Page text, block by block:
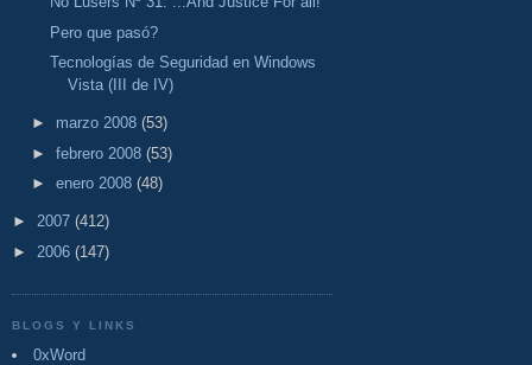
Pero que pasó?
Tecnologías de Seguridad en Windows
Vista (III de IV)
► marzo 2008 (53)
► febrero 2008 (53)
► enero 2008 (48)
► 2007 (412)
► 2006 (147)
BLOGS Y LINKS
0xWord